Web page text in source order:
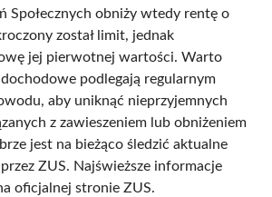
Społecznych obniży wtedy rentę o
został limit, jednak
jej pierwotnej wartości. Warto
podlegają regularnym
aby uniknąć nieprzyjemnych
z zawieszeniem lub obniżeniem
jest na bieżąco śledzić aktualne
ZUS. Najświeższe informacje
oficjalnej stronie ZUS.